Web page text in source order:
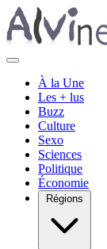
À la Une
Les + lus
Buzz
Culture
Sexo
Sciences
Politique
Économie
Régions